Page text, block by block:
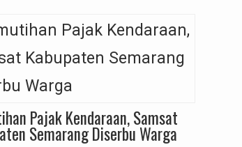
Pajak Kendaraan, Samsat
Semarang Diserbu Warga